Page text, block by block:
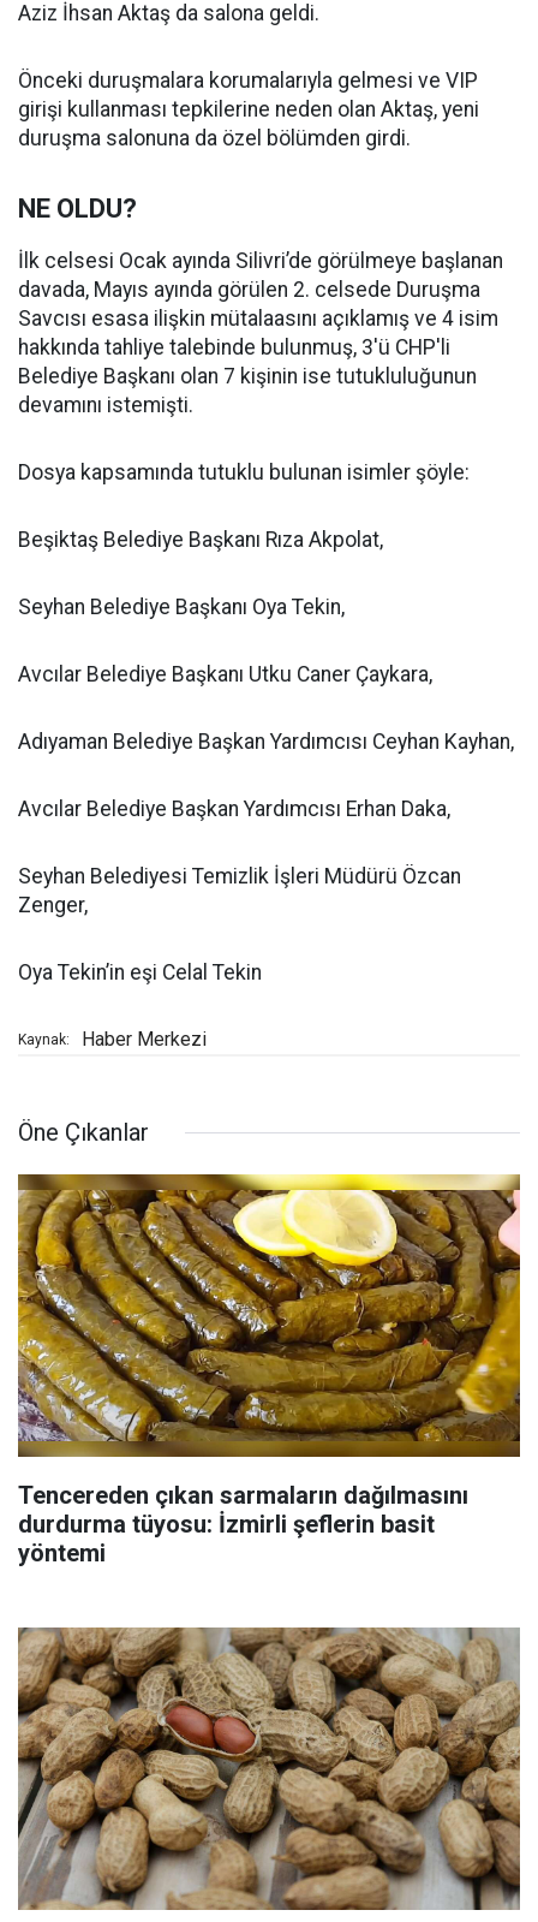
Aziz İhsan Aktaş da salona geldi.
Önceki duruşmalara korumalarıyla gelmesi ve VIP
girişi kullanması tepkilerine neden olan Aktaş, yeni
duruşma salonuna da özel bölümden girdi.
NE OLDU?
İlk celsesi Ocak ayında Silivri’de görülmeye başlanan
davada, Mayıs ayında görülen 2. celsede Duruşma
Savcısı esasa ilişkin mütalaasını açıklamış ve 4 isim
hakkında tahliye talebinde bulunmuş, 3'ü CHP'li
Belediye Başkanı olan 7 kişinin ise tutukluluğunun
devamını istemişti.
Dosya kapsamında tutuklu bulunan isimler şöyle:
Beşiktaş Belediye Başkanı Rıza Akpolat,
Seyhan Belediye Başkanı Oya Tekin,
Avcılar Belediye Başkanı Utku Caner Çaykara,
Adıyaman Belediye Başkan Yardımcısı Ceyhan Kayhan,
Avcılar Belediye Başkan Yardımcısı Erhan Daka,
Seyhan Belediyesi Temizlik İşleri Müdürü Özcan
Zenger,
Oya Tekin’in eşi Celal Tekin
Kaynak: Haber Merkezi
Öne Çıkanlar
Tencereden çıkan sarmaların dağılmasını
durdurma tüyosu: İzmirli şeflerin basit
yöntemi